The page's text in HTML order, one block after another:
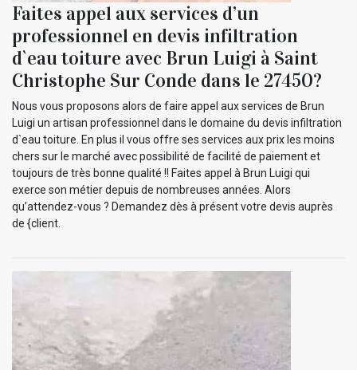
Faites appel aux services d’un
professionnel en devis infiltration
d`eau toiture avec Brun Luigi à Saint
Christophe Sur Conde dans le 27450?
Nous vous proposons alors de faire appel aux services de Brun
Luigi un artisan professionnel dans le domaine du devis infiltration
d`eau toiture. En plus il vous offre ses services aux prix les moins
chers sur le marché avec possibilité de facilité de paiement et
toujours de très bonne qualité !! Faites appel à Brun Luigi qui
exerce son métier depuis de nombreuses années. Alors
qu’attendez-vous ? Demandez dès à présent votre devis auprès
de {client.